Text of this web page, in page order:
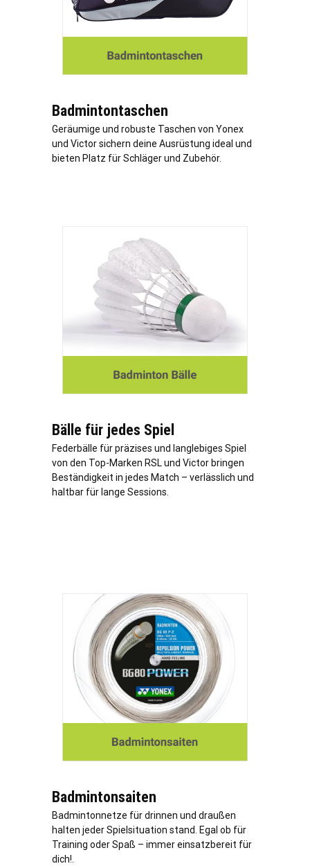
Badmintontaschen
Geräumige und robuste Taschen von Yonex
und Victor sichern deine Ausrüstung ideal und
bieten Platz für Schläger und Zubehör.
Bälle für jedes Spiel
Federbälle für präzises und langlebiges Spiel
von den Top-Marken RSL und Victor bringen
Beständigkeit in jedes Match – verlässlich und
haltbar für lange Sessions.
Badmintonsaiten
Badmintonnetze für drinnen und draußen
halten jeder Spielsituation stand. Egal ob für
Training oder Spaß – immer einsatzbereit für
dich!.